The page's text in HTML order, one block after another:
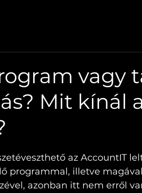
vagy
Mit kínál
az AccountIT
programmal, illetve
azonban itt nem erről